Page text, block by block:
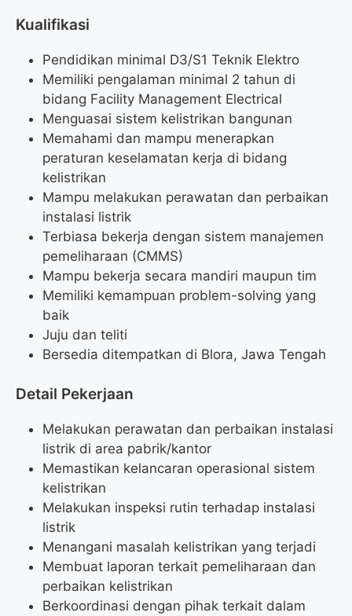
Kualifikasi
Pendidikan minimal D3/S1 Teknik Elektro
Memiliki pengalaman minimal 2 tahun di
bidang Facility Management Electrical
Menguasai sistem kelistrikan bangunan
Memahami dan mampu menerapkan
peraturan keselamatan kerja di bidang
kelistrikan
Mampu melakukan perawatan dan perbaikan
instalasi listrik
Terbiasa bekerja dengan sistem manajemen
pemeliharaan (CMMS)
Mampu bekerja secara mandiri maupun tim
Memiliki kemampuan problem-solving yang
baik
Juju dan teliti
Bersedia ditempatkan di Blora, Jawa Tengah
Detail Pekerjaan
Melakukan perawatan dan perbaikan instalasi
listrik di area pabrik/kantor
Memastikan kelancaran operasional sistem
kelistrikan
Melakukan inspeksi rutin terhadap instalasi
listrik
Menangani masalah kelistrikan yang terjadi
Membuat laporan terkait pemeliharaan dan
perbaikan kelistrikan
Berkoordinasi dengan pihak terkait dalam